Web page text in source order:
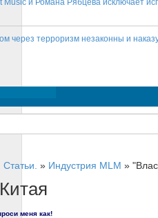
и Романа Рябцева исключает
через терроризм незаконны и
» Индустрия MLM »
меня как!